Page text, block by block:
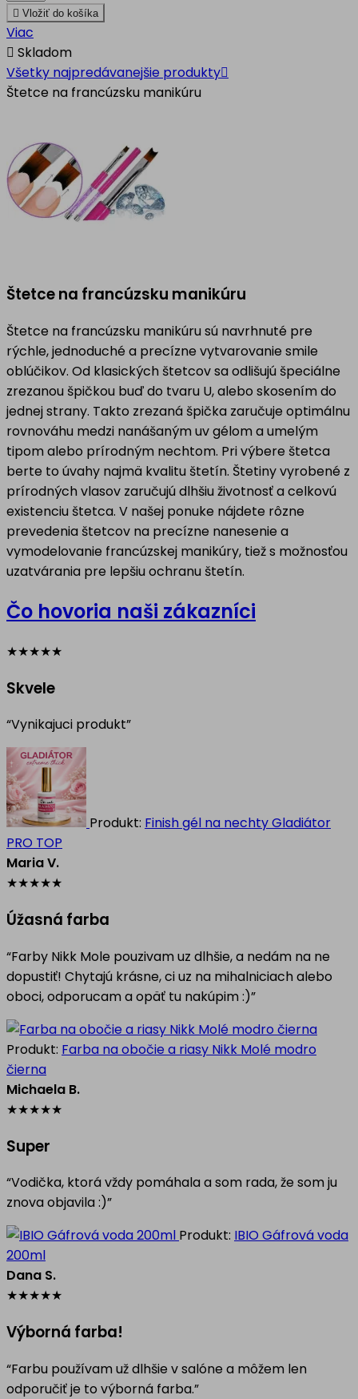
 Vložiť do košíka
Viac
 Skladom
Všetky najpredávanejšie produkty
Štetce na francúzsku manikúru
Štetce na francúzsku manikúru
Štetce na francúzsku manikúru sú navrhnuté pre
rýchle, jednoduché a precízne vytvarovanie smile
oblúčikov. Od klasických štetcov sa odlišujú špeciálne
zrezanou špičkou buď do tvaru U, alebo skosením do
jednej strany. Takto zrezaná špička zaručuje optimálnu
rovnováhu medzi nanášaným uv gélom a umelým
tipom alebo prírodným nechtom. Pri výbere štetca
berte to úvahy najmä kvalitu štetín. Štetiny vyrobené z
prírodných vlasov zaručujú dlhšiu životnosť a celkovú
existenciu štetca. V našej ponuke nájdete rôzne
prevedenia štetcov na precízne nanesenie a
vymodelovanie francúzskej manikúry, tiež s možnosťou
uzatvárania pre lepšiu ochranu štetín.
Čo hovoria naši zákazníci
★★★★★
Skvele
“Vynikajuci produkt”
Produkt: Finish gél na nechty Gladiátor
PRO TOP
Maria V.
★★★★★
Úžasná farba
“Farby Nikk Mole pouzivam uz dlhšie, a nedám na ne
dopustiť! Chytajú krásne, ci uz na mihalniciach alebo
oboci, odporucam a opäť tu nakúpim :)”
Produkt: Farba na obočie a riasy Nikk Molé modro
čierna
Michaela B.
★★★★★
Super
“Vodička, ktorá vždy pomáhala a som rada, že som ju
znova objavila :)”
Produkt: IBIO Gáfrová voda
200ml
Dana S.
★★★★★
Výborná farba!
“Farbu používam už dlhšie v salóne a môžem len
odporučiť je to výborná farba.”